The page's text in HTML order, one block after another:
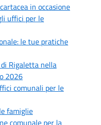
in occasione
uffici per le
le tue pratiche
Rigaletta nella
2026
comunali per le
famiglie
comunale per la